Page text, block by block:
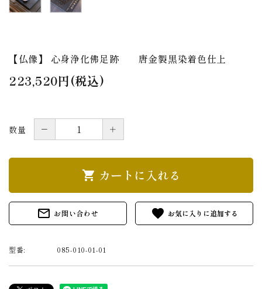
【仏像】 心身浄化佛足跡 唐金製黒染着色仕上
223,520円(税込)
数量 － ＋
shopping_cart カートに入れる
mail_outline お問い合わせ favorite
型番: 085-010-01-01